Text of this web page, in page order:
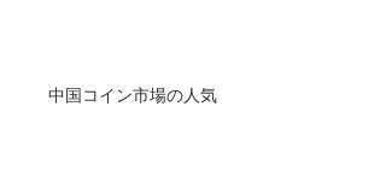
中国コイン市場の人気